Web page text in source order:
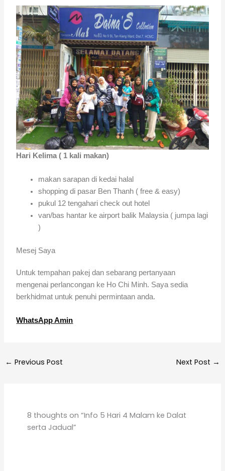
Hari Kelima ( 1 kali makan)
makan sarapan di kedai halal
shopping di pasar Ben Thanh ( free & easy)
pukul 12 tengahari check out hotel
van/bas hantar ke airport balik Malaysia ( jumpa lagi
)
Mesej Saya
Untuk tempahan pakej dan sebarang pertanyaan
mengenai perlancongan ke Ho Chi Minh. Saya sedia
berkhidmat untuk penuhi permintaan anda.
WhatsApp Amin
← Previous Post Next Post →
8 thoughts on “Info 5 Hari 4 Malam ke Dalat
serta Jadual”